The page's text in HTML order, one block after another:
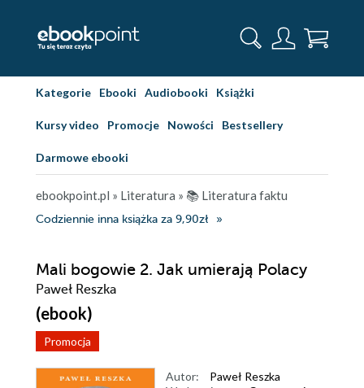
Kategorie Ebooki Audiobooki Książki
Kursy video Promocje Nowości Bestsellery
Darmowe ebooki
ebookpoint.pl » Literatura » 📚 Literatura faktu
Codziennie inna książka za 9,90zł
Mali bogowie 2. Jak umierają Polacy
Paweł Reszka
(ebook)
Promocja
Autor:
Paweł Reszka